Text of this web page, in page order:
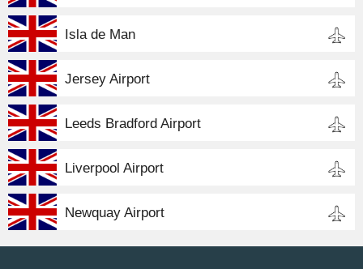
Isla de Man
Jersey Airport
Leeds Bradford Airport
Liverpool Airport
Newquay Airport